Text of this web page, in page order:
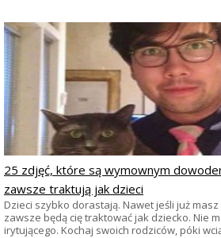
25 zdjęć, które są wymownym
zawsze traktują jak dzieci
Dzieci szybko dorastają. Nawet jeśli już
zawsze będą cię traktować jak dziecko. Nie
irytującego. Kochaj swoich rodziców, póki